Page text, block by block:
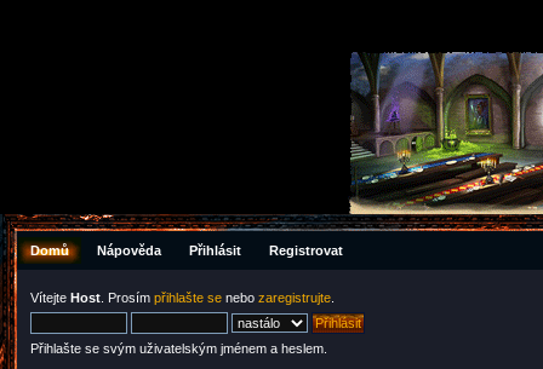
Domů Nápověda Přihlásit Registrovat
Vítejte Host . Prosím přihlašte se nebo zaregistrujte
Přihlašte se svým uživatelským jménem a heslem.